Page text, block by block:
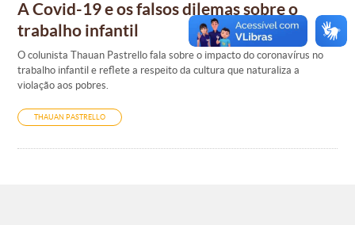
A Covid-19 e os falsos dilemas sobre o
trabalho infantil
O colunista Thauan Pastrello fala sobre o impacto do coronavírus no
trabalho infantil e reflete a respeito da cultura que naturaliza a
violação aos pobres.
THAUAN PASTRELLO